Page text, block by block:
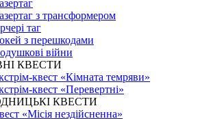
з трансформером
таг
з перешкодами
війни
КВЕСТИ
квест «Кімната темряви»
квест «Перевертні»
КВЕСТИ
«Місія нездійсненна»